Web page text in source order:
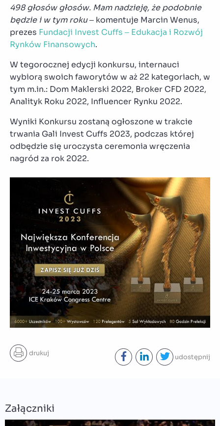
498 głosów głosów. Mam nadzieję, że podobnie
będzie i w tym roku– komentuje Marcin Wenus,
prezes Fundacji Invest Cuffs – Edukacja i Rozwój
Rynków Finansowych.
W tegorocznej edycji konkursu, internauci
wybiorą swoich faworytów w aż 22 kategoriach, w
tym m.in.: Dom Maklerski 2022, Broker CFD 2022,
Analityk Roku 2022, Influencer Rynku 2022.
Wyniki Konkursu zostaną ogłoszone w trakcie
trwania Gali Invest Cuffs 2023, podczas której
odbędzie się uroczysta ceremonia wręczenia
nagród za rok 2022.
drukuj udostępnij
Załączniki